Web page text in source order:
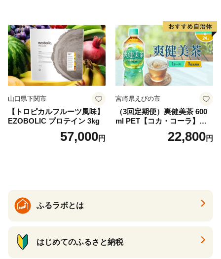
産 シリカ ミネラル 美容 備蓄
防災 長期保存 富士山 山梨県
忍野村
山口県下関市
【トロピカルフルーツ風味】
EZOBOLIC プロテイン 3kg
57,000円
宮崎県えびの市
（3回定期便）爽健美茶 600
ml PET【コカ・コーラ】ペ
ットボトル 1ケース(24本) 定
期便 3回(72本) セット お茶
22,800円
ふるラボとは
はじめてのふるさと納税